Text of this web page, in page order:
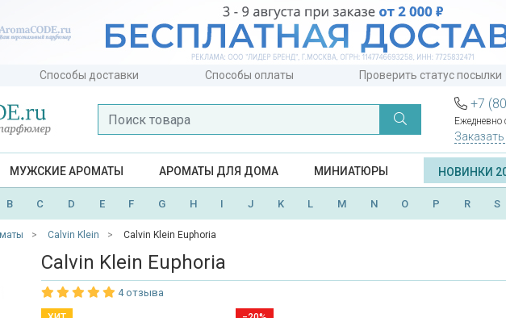
Способы доставки Способы оплаты Проверить статус посылки
+7
Ежедневно
МУЖСКИЕ АРОМАТЫ АРОМАТЫ ДЛЯ ДОМА МИНИАТЮРЫ НОВИНКИ
B C D E F G H I J K L M N O P R S
Calvin Klein Calvin Klein Euphoria
Calvin Klein Euphoria
4 отзыва